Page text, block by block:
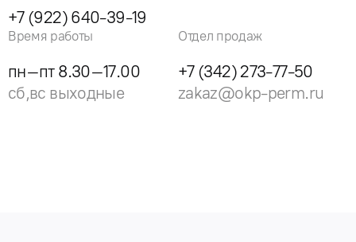
+7 (922) 640-39-19
Время работы
пн–пт 8.30–17.00
сб,вс выходные
Отдел продаж
+7 (342) 273-77-50
zakaz@okp-perm.ru